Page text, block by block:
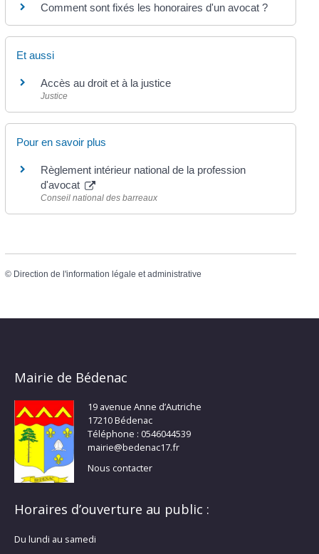
Comment sont fixés les honoraires d'un avocat ?
Et aussi
Accès au droit et à la justice
Justice
Pour en savoir plus
Règlement intérieur national de la profession
d'avocat
Conseil national des barreaux
© Direction de l'information légale et administrative
Mairie de Bédenac
19 avenue Anne d’Autriche
17210 Bédenac
Téléphone : 0546044539
mairie@bedenac17.fr
Nous contacter
Horaires d’ouverture au public :
Du lundi au samedi